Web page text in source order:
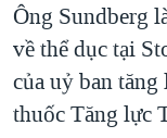
Ông Sundberg
về thể dục tại
của uỷ ban
thuốc Tăng lực